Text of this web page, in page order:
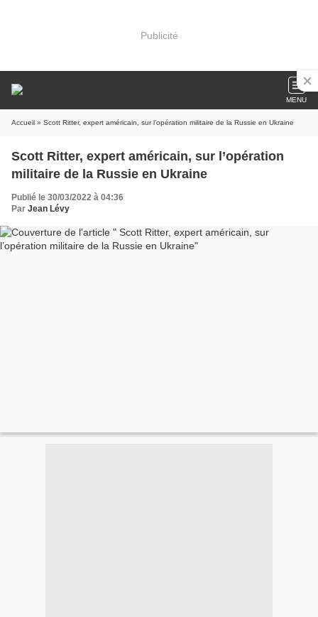
Publicité
MENU
Accueil » Scott Ritter, expert américain, sur l’opération militaire de la Russie en Ukraine
Scott Ritter, expert américain, sur l’opération
militaire de la Russie en Ukraine
Publié le 30/03/2022 à 04:36
Par Jean Lévy